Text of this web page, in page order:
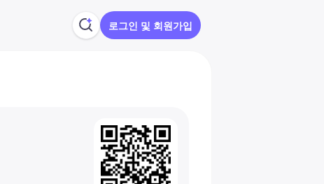
로그인 및 회원가입